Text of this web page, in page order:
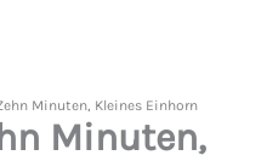
Minuten, Kleines Einhorn
Minuten,